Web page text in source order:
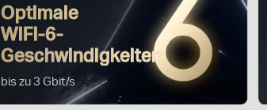
Optimale
WiFi-6-
Geschwindigkeiten
bis zu 3 Gbit/s